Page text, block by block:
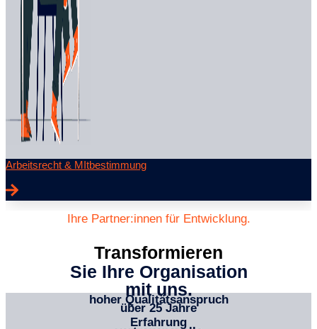
Arbeitsrecht & MItbestimmung
Ihre Partner:innen für Entwicklung.
Transformieren
Sie Ihre Organisation
mit uns.​
hoher Qualitäts­anspruch
über 25 Jahre
Erfahrung